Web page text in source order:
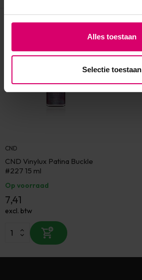
Alles toestaan
Selectie toestaan
CND
CND Vinylux Patina Buckle
#227 15 ml
Op voorraad
7,41
excl. btw